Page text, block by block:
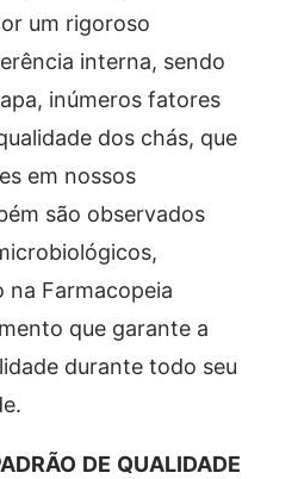
um rigoroso
interna, sendo
inúmeros fatores
dos chás, que
em nossos
são observados
Farmacopeia
que garante a
durante todo seu
DE QUALIDADE